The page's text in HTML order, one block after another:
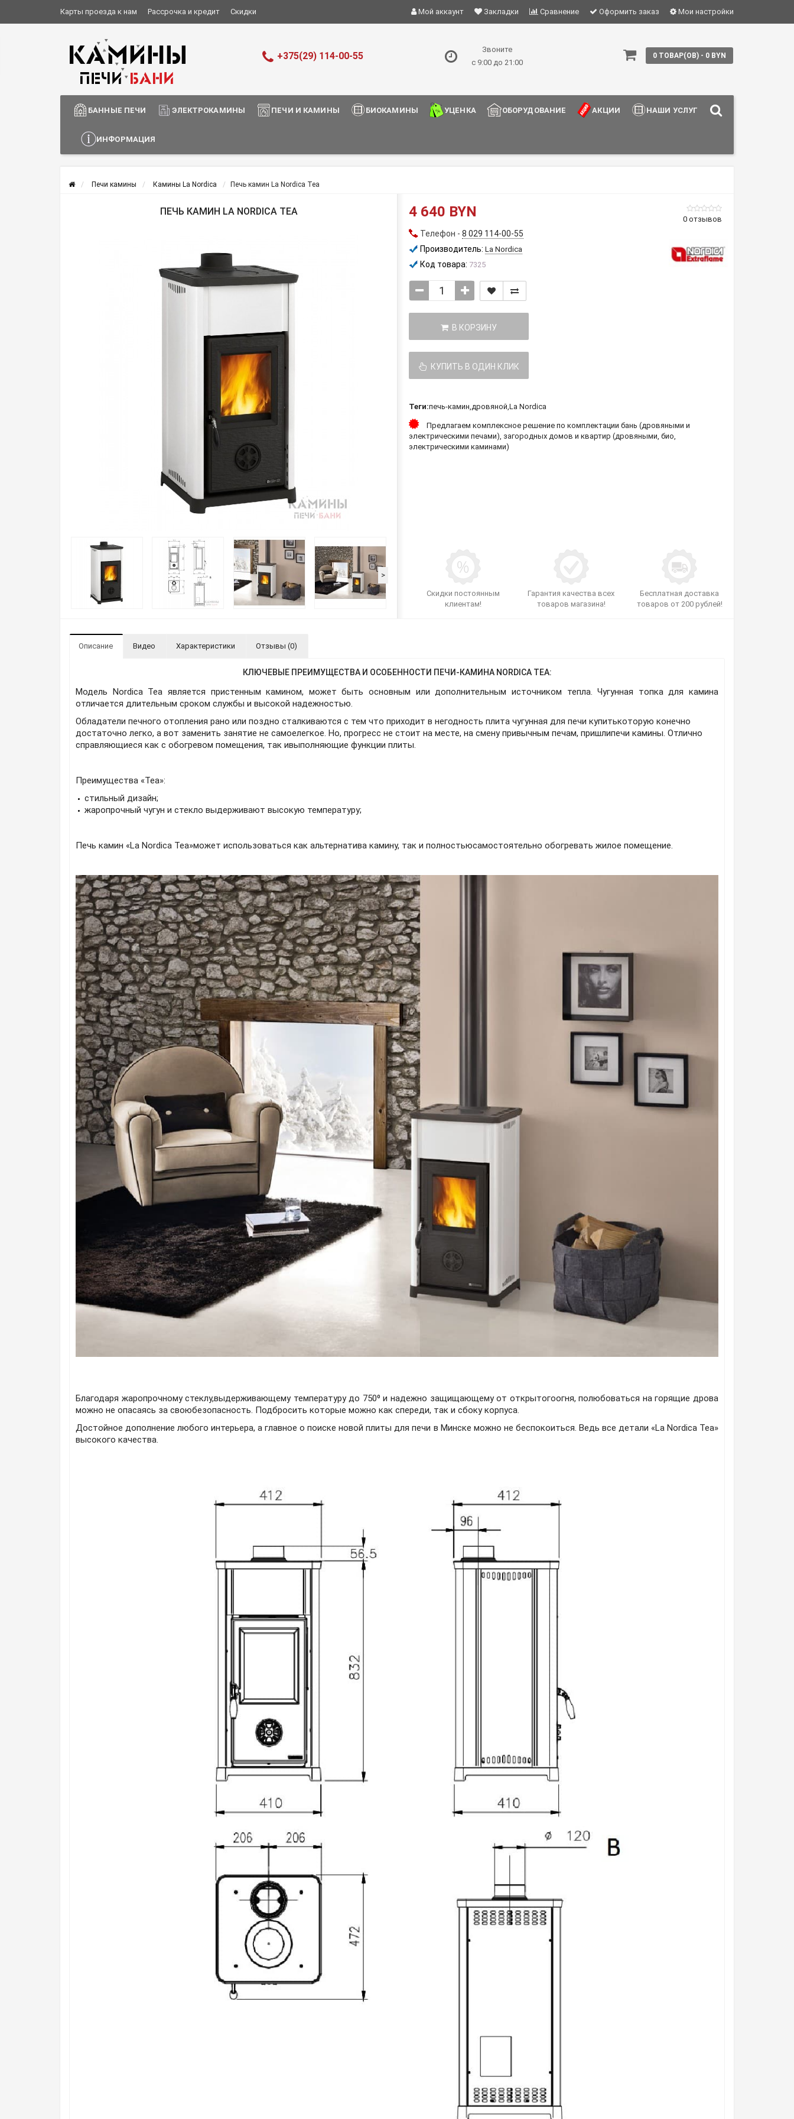
Карты проезда к нам Рассрочка и кредит Скидки
Информация о доставке
Мой аккаунт Закладки Сравнение Оформить заказ Мои настройки
+375(29) 114-00-55
Звоните
с 9:00 до 21:00
0 ТОВАР(ОВ) - 0 BYN
БАННЫЕ ПЕЧИ ЭЛЕКТРОКАМИНЫ ПЕЧИ И КАМИНЫ БИОКАМИНЫ УЦЕНКА ОБОРУДОВАНИЕ АКЦИИ НАШИ УСЛУГИ
ИНФОРМАЦИЯ
Печи камины Камины La Nordica Печь камин La Nordica Tea
ПЕЧЬ КАМИН LA NORDICA TEA
>
0 отзывов
4 640 BYN
Телефон - 8 029 114-00-55
Производитель: La Nordica
Код товара: 7325
В КОРЗИНУ
КУПИТЬ В ОДИН КЛИК
Теги:печь-камин,дровяной,La Nordica
Скидки постоянным
клиентам!
Гарантия качества всех
товаров магазина!
Бесплатная доставка
товаров от 200 рублей!
Предлагаем комплексное решение по комплектации бань (дровяными и
электрическими печами), загородных домов и квартир (дровяными, био,
электрическими каминами)
Описание Видео Характеристики Отзывы (0)
КЛЮЧЕВЫЕ ПРЕИМУЩЕСТВА И ОСОБЕННОСТИ ПЕЧИ-КАМИНА NORDICA TEA:
Модель Nordica Tea является пристенным камином, может быть основным или дополнительным источником тепла. Чугунная топка для камина
отличается длительным сроком службы и высокой надежностью.
Обладатели печного отопления рано или поздно сталкиваются с тем что приходит в негодность плита чугунная для печи купитькоторую конечно
достаточно легко, а вот заменить занятие не самоелегкое. Но, прогресс не стоит на месте, на смену привычным печам, пришлипечи камины. Отлично
справляющиеся как с обогревом помещения, так ивыполняющие функции плиты.
Преимущества «Tea»:
стильный дизайн;
жаропрочный чугун и стекло выдерживают высокую температуру;
Печь камин «La Nordica Tea»может использоваться как альтернатива камину, так и полностьюсамостоятельно обогревать жилое помещение.
Благодаря жаропрочному стеклу,выдерживающему температуру до 750⁰ и надежно защищающему от открытогоогня, полюбоваться на горящие дрова
можно не опасаясь за своюбезопасность. Подбросить которые можно как спереди, так и сбоку корпуса.
Достойное дополнение любого интерьера, а главное о поиске новой плиты для печи в Минске можно не беспокоиться. Ведь все детали «La Nordica Tea»
высокого качества.